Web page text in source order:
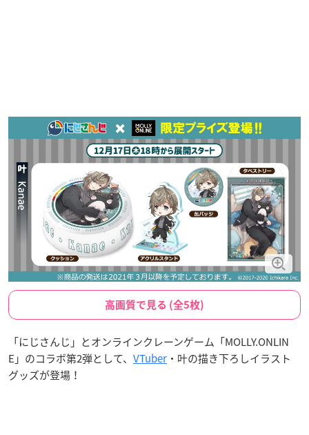
高画質で見る (全5枚)
「にじさんじ」とオンラインクレーンゲーム「MOLLY.ONLIN
E」のコラボ第2弾として、 VTuber ・叶の描き下ろしイラスト
グッズが登場！